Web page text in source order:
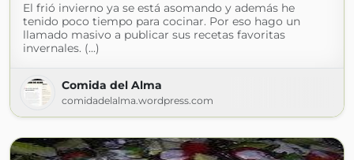
El frió invierno ya se está asomando y además he
tenido poco tiempo para cocinar. Por eso hago un
llamado masivo a publicar sus recetas favoritas
invernales. (...)
Comida del Alma
comidadelalma.wordpress.com